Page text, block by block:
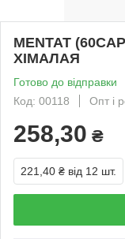
MENTAT
ХІМАЛАЯ
Готово до відправки
Код: 00118
Опт і
258,30 ₴
221,40 ₴ від 12 шт.